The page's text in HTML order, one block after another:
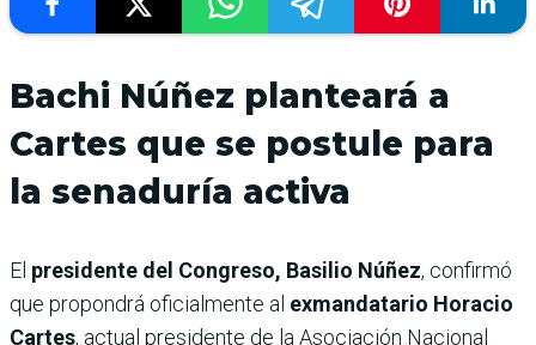
Bachi Núñez planteará a
Cartes que se postule para
la senaduría activa
El presidente del Congreso, Basilio Núñez, confirmó
que propondrá oficialmente al exmandatario Horacio
Cartes, actual presidente de la Asociación Nacional